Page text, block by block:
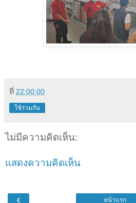
ที่ 22:00:00
ใช้ร่วมกัน
ไม่มีความคิดเห็น:
แสดงความคิดเห็น
‹ หน้าแรก